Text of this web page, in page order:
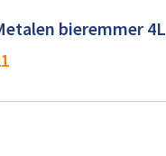
bieremmer 4L